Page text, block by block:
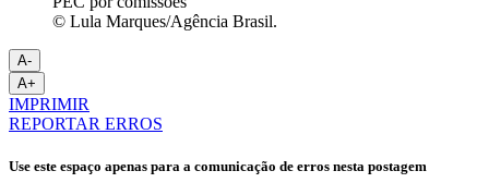
© Lula Marques/Agência Brasil.
A-
A+
IMPRIMIR
REPORTAR ERROS
Use este espaço apenas para a comunicação de erros nesta postagem